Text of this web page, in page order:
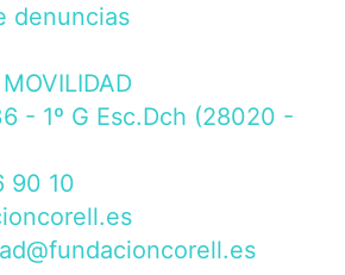
denuncias
- 1º G Esc.Dch (28020 -
90 10